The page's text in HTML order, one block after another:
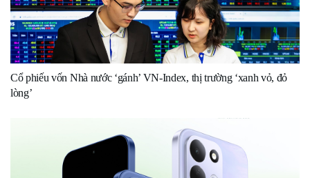
Cổ phiếu vốn Nhà nước ‘gánh’ VN-Index, thị trường ‘xanh vỏ, đỏ
lòng’